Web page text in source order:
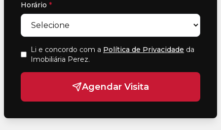
Horário *
Li e concordo com a Política de Privacidade da
Imobiliária Perez.
Agendar Visita